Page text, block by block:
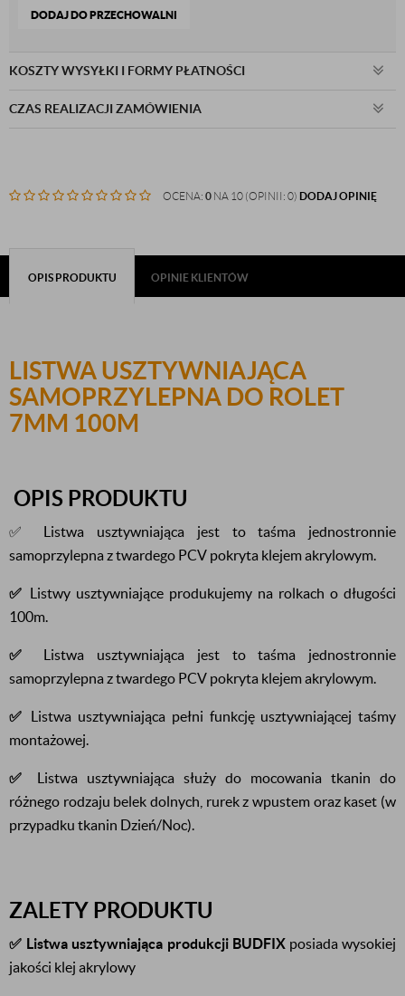
DODAJ DO PRZECHOWALNI
KOSZTY WYSYŁKI I FORMY PŁATNOŚCI
CZAS REALIZACJI ZAMÓWIENIA
OCENA: 0 NA 10 (OPINII: 0) DODAJ OPINIĘ
OPIS PRODUKTU OPINIE KLIENTÓW
LISTWA USZTYWNIAJĄCA
SAMOPRZYLEPNA DO ROLET
7MM 100M
OPIS PRODUKTU
✅ Listwa usztywniająca jest to taśma jednostronnie
samoprzylepna z twardego PCV pokryta klejem akrylowym.
✅ Listwy usztywniające produkujemy na rolkach o długości
100m.
✅
Listwa usztywniająca jest to taśma jednostronnie
samoprzylepna z twardego PCV pokryta klejem akrylowym.
✅
Listwa usztywniająca pełni funkcję usztywniającej taśmy
montażowej.
✅
Listwa usztywniająca służy do mocowania tkanin do
różnego rodzaju belek dolnych, rurek z wpustem oraz kaset (w
przypadku tkanin Dzień/Noc).
ZALETY PRODUKTU
✅ Listwa usztywniająca produkcji BUDFIXposiada wysokiej
jakości klej akrylowy